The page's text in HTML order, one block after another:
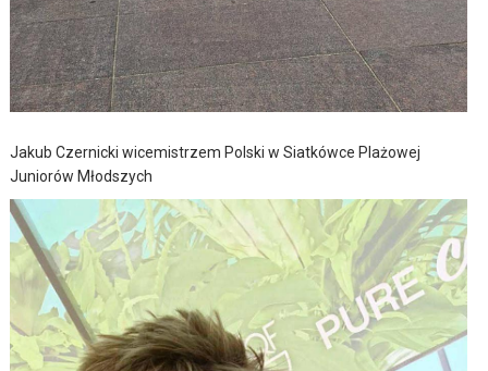
Jakub Czernicki wicemistrzem Polski w Siatkówce Plażowej
Juniorów Młodszych